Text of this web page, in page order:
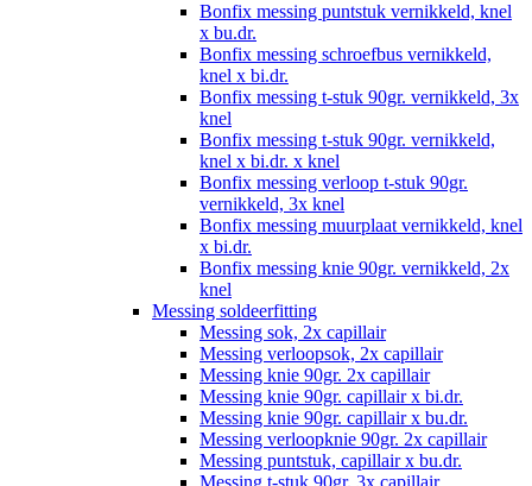
Bonfix messing puntstuk vernikkeld, knel
x bu.dr.
Bonfix messing schroefbus vernikkeld,
knel x bi.dr.
Bonfix messing t-stuk 90gr. vernikkeld, 3x
knel
Bonfix messing t-stuk 90gr. vernikkeld,
knel x bi.dr. x knel
Bonfix messing verloop t-stuk 90gr.
vernikkeld, 3x knel
Bonfix messing muurplaat vernikkeld, knel
x bi.dr.
Bonfix messing knie 90gr. vernikkeld, 2x
knel
Messing soldeerfitting
Messing sok, 2x capillair
Messing verloopsok, 2x capillair
Messing knie 90gr. 2x capillair
Messing knie 90gr. capillair x bi.dr.
Messing knie 90gr. capillair x bu.dr.
Messing verloopknie 90gr. 2x capillair
Messing puntstuk, capillair x bu.dr.
Messing t-stuk 90gr. 3x capillair